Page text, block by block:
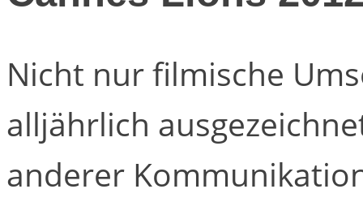
Nicht nur filmische
alljährlich
anderer